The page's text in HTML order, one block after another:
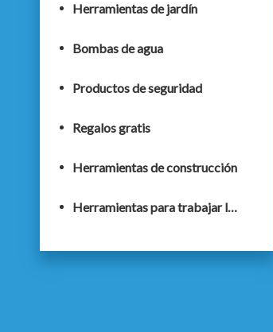
Herramientas de jardín
Bombas de agua
Productos de seguridad
Regalos gratis
Herramientas de construcción
Herramientas para trabajar la madera